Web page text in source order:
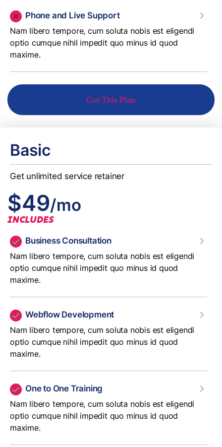
Phone and Live Support
Nam libero tempore, cum soluta nobis est eligendi
optio cumque nihil impedit quo minus id quod
maxime.
Get This Plan
Basic
Get unlimited service retainer
$49/mo
INCLUDES
Business Consultation
Nam libero tempore, cum soluta nobis est eligendi
optio cumque nihil impedit quo minus id quod
maxime.
Webflow Development
Nam libero tempore, cum soluta nobis est eligendi
optio cumque nihil impedit quo minus id quod
maxime.
One to One Training
Nam libero tempore, cum soluta nobis est eligendi
optio cumque nihil impedit quo minus id quod
maxime.